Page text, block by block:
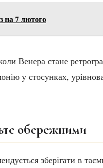
на 7 лютого
Венера стане
у стосунках,
обережними
зберігати в